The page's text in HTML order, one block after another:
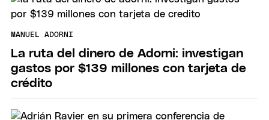
MANUEL ADORNI
La ruta del dinero de Adorni: investigan
gastos por $139 millones con tarjeta de
crédito